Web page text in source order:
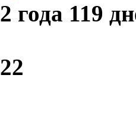
2 года 119
22